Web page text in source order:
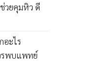
วยคุมหิว ดี
อะไร
รพบแพทย์